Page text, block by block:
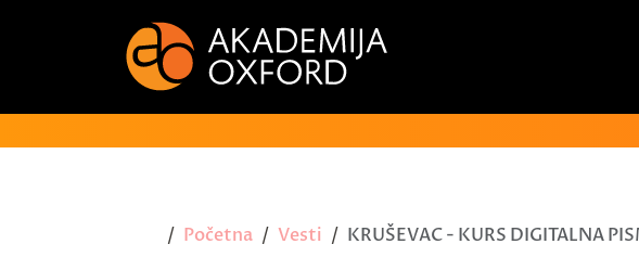
Početna Vesti KRUŠEVAC - KURS DIGITALNA